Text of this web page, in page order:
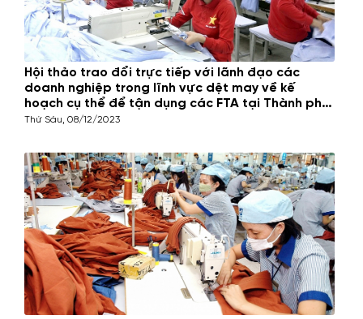
Hội thảo trao đổi trực tiếp với lãnh đạo các
doanh nghiệp trong lĩnh vực dệt may về kế
hoạch cụ thể để tận dụng các FTA tại Thành phố
Hồ Chí Minh
Thứ Sáu, 08/12/2023